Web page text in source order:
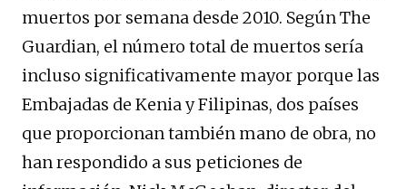
muertos por semana desde 2010. Según The
Guardian, el número total de muertos sería
incluso significativamente mayor porque las
Embajadas de Kenia y Filipinas, dos países
que proporcionan también mano de obra, no
han respondido a sus peticiones de